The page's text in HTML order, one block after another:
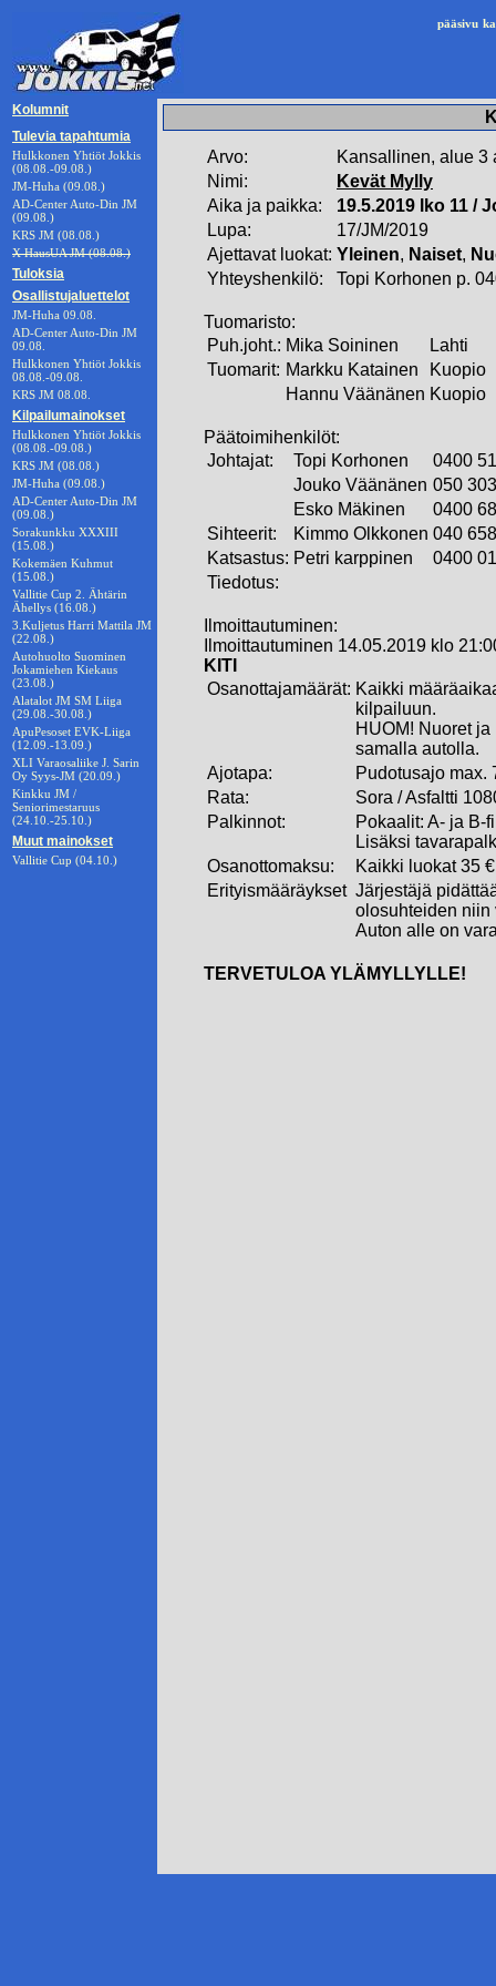
pääsivu
Kolumnit
Tulevia tapahtumia
Hulkkonen Yhtiöt Jokkis
(08.08.-09.08.)
JM-Huha (09.08.)
AD-Center Auto-Din JM
(09.08.)
KRS JM (08.08.)
X HausUA JM (08.08.)
Tuloksia
Osallistujaluettelot
JM-Huha 09.08.
AD-Center Auto-Din JM
09.08.
Hulkkonen Yhtiöt Jokkis
08.08.-09.08.
KRS JM 08.08.
Kilpailumainokset
Hulkkonen Yhtiöt Jokkis
(08.08.-09.08.)
KRS JM (08.08.)
JM-Huha (09.08.)
AD-Center Auto-Din JM
(09.08.)
Sorakunkku XXXIII
(15.08.)
Kokemäen Kuhmut
(15.08.)
Vallitie Cup 2. Ähtärin
Ähellys (16.08.)
3.Kuljetus Harri Mattila JM
(22.08.)
Autohuolto Suominen
Jokamiehen Kiekaus
(23.08.)
Alatalot JM SM Liiga
(29.08.-30.08.)
ApuPesoset EVK-Liiga
(12.09.-13.09.)
XLI Varaosaliike J. Sarin
Oy Syys-JM (20.09.)
Kinkku JM /
Seniorimestaruus
(24.10.-25.10.)
Muut mainokset
Vallitie Cup (04.10.)
Arvo:
Kansallinen, alue 3
Nimi:
Kevät Mylly
Aika ja paikka:
19.5.2019 lko 11 /
Lupa:
17/JM/2019
Ajettavat luokat: Yleinen, Naiset,
Yhteyshenkilö:
Topi Korhonen p.
Tuomaristo:
Puh.joht.: Mika Soininen
Lahti
Tuomarit: Markku Katainen
Kuopio
Hannu Väänänen Kuopio
Päätoimihenkilöt:
Johtajat:
Topi Korhonen
0400
Jouko Väänänen 050
Esko Mäkinen
0400
Sihteerit:
Kimmo Olkkonen 040
Katsastus: Petri karppinen
0400
Tiedotus:
Ilmoittautuminen:
Ilmoittautuminen 14.05.2019 klo
KITI
Osanottajamäärät: Kaikki
kilpailuun.
HUOM! Nuoret
samalla autolla.
Ajotapa:
Pudotusajo max.
Rata:
Sora / Asfaltti
Palkinnot:
Pokaalit: A- ja B-
Lisäksi
Osanottomaksu:
Kaikki luokat 35 €
Erityismääräykset Järjestäjä
olosuhteiden niin
Auton alle on
TERVETULOA YLÄMYLLYLLE!